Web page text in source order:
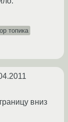
топика
вниз